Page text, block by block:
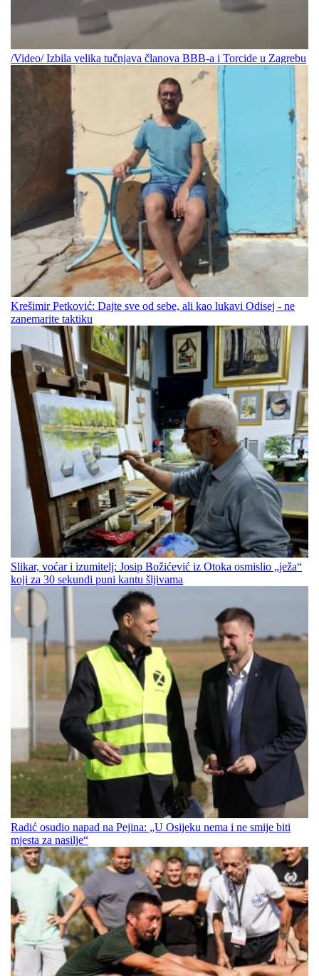
/Video/ Izbila velika tučnjava članova BBB-a i Torcide u Zagrebu
Krešimir Petković: Dajte sve od sebe, ali kao lukavi Odisej - ne
zanemarite taktiku
Slikar, voćar i izumitelj: Josip Božićević iz Otoka osmislio „ježa“
koji za 30 sekundi puni kantu šljivama
Radić osudio napad na Pejina: „U Osijeku nema i ne smije biti
mjesta za nasilje“